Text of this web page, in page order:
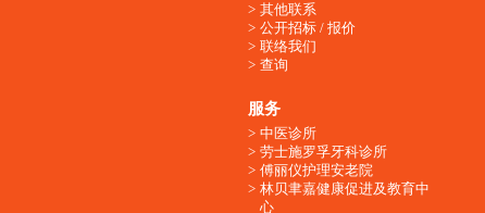
其他联系
公开招标 / 报价
联络我们
查询
服务
中医诊所
劳士施罗孚牙科诊所
傅丽仪护理安老院
林贝聿嘉健康促进及教育中
心